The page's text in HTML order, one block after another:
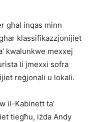
għal inqas minn
klassifikazzjonijiet
kwalunkwe mexxej
li jmexxi sofra
reġjonali u lokali.
il-Kabinett ta’
tiegħu, iżda Andy